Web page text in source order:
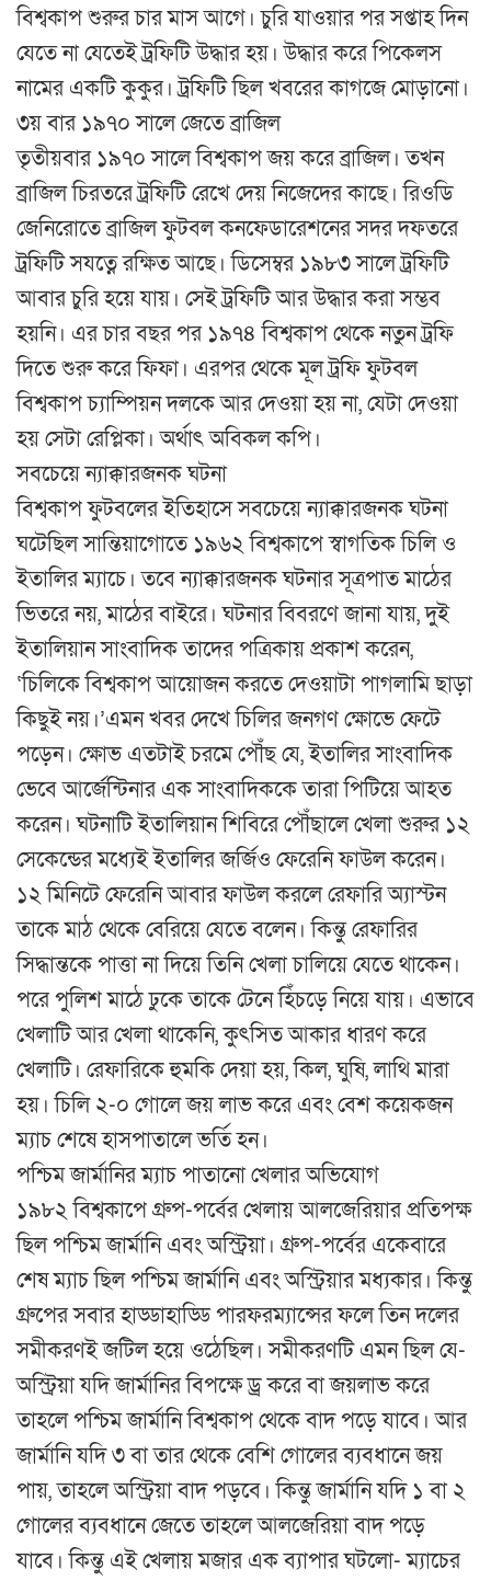
বিশ্বকাপ শুরুর চার মাস আগে। চুরি যাওয়ার পর সপ্তাহ দিন
যেতে না যেতেই ট্রফিটি উদ্ধার হয়। উদ্ধার করে পিকেলস
নামের একটি কুকুর। ট্রফিটি ছিল খবরের কাগজে মোড়ানো।
৩য় বার ১৯৭০ সালে জেতে ব্রাজিল
তৃতীয়বার ১৯৭০ সালে বিশ্বকাপ জয় করে ব্রাজিল। তখন
ব্রাজিল চিরতরে ট্রফিটি রেখে দেয় নিজেদের কাছে। রিওডি
জেনিরোতে ব্রাজিল ফুটবল কনফেডারেশনের সদর দফতরে
ট্রফিটি সযত্নে রক্ষিত আছে। ডিসেম্বর ১৯৮৩ সালে ট্রফিটি
আবার চুরি হয়ে যায়। সেই ট্রফিটি আর উদ্ধার করা সম্ভব
হয়নি। এর চার বছর পর ১৯৭৪ বিশ্বকাপ থেকে নতুন ট্রফি
দিতে শুরু করে ফিফা। এরপর থেকে মূল ট্রফি ফুটবল
বিশ্বকাপ চ্যাম্পিয়ন দলকে আর দেওয়া হয় না, যেটা দেওয়া
হয় সেটা রেপ্লিকা। অর্থাৎ অবিকল কপি।
সবচেয়ে ন্যাক্কারজনক ঘটনা
বিশ্বকাপ ফুটবলের ইতিহাসে সবচেয়ে ন্যাক্কারজনক ঘটনা
ঘটেছিল সান্তিয়াগোতে ১৯৬২ বিশ্বকাপে স্বাগতিক চিলি ও
ইতালির ম্যাচে। তবে ন্যাক্কারজনক ঘটনার সূত্রপাত মাঠের
ভিতরে নয়, মাঠের বাইরে। ঘটনার বিবরণে জানা যায়, দুই
ইতালিয়ান সাংবাদিক তাদের পত্রিকায় প্রকাশ করেন,
‘চিলিকে বিশ্বকাপ আয়োজন করতে দেওয়াটা পাগলামি ছাড়া
কিছুই নয়।’এমন খবর দেখে চিলির জনগণ ক্ষোভে ফেটে
পড়েন। ক্ষোভ এতটাই চরমে পৌঁছ যে, ইতালির সাংবাদিক
ভেবে আর্জেন্টিনার এক সাংবাদিককে তারা পিটিয়ে আহত
করেন। ঘটনাটি ইতালিয়ান শিবিরে পৌঁছালে খেলা শুরুর ১২
সেকেন্ডের মধ্যেই ইতালির জর্জিও ফেরেনি ফাউল করেন।
১২ মিনিটে ফেরেনি আবার ফাউল করলে রেফারি অ্যাস্টন
তাকে মাঠ থেকে বেরিয়ে যেতে বলেন। কিন্তু রেফারির
সিদ্ধান্তকে পাত্তা না দিয়ে তিনি খেলা চালিয়ে যেতে থাকেন।
পরে পুলিশ মাঠে ঢুকে তাকে টেনে হিঁচড়ে নিয়ে যায়। এভাবে
খেলাটি আর খেলা থাকেনি, কুৎসিত আকার ধারণ করে
খেলাটি। রেফারিকে হুমকি দেয়া হয়, কিল, ঘুষি, লাথি মারা
হয়। চিলি ২-০ গোলে জয় লাভ করে এবং বেশ কয়েকজন
ম্যাচ শেষে হাসপাতালে ভর্তি হন।
পশ্চিম জার্মানির ম্যাচ পাতানো খেলার অভিযোগ
১৯৮২ বিশ্বকাপে গ্রুপ-পর্বের খেলায় আলজেরিয়ার প্রতিপক্ষ
ছিল পশ্চিম জার্মানি এবং অস্ট্রিয়া। গ্রুপ-পর্বের একেবারে
শেষ ম্যাচ ছিল পশ্চিম জার্মানি এবং অস্ট্রিয়ার মধ্যকার। কিন্তু
গ্রুপের সবার হাড্ডাহাড্ডি পারফরম্যান্সের ফলে তিন দলের
সমীকরণই জটিল হয়ে ওঠেছিল। সমীকরণটি এমন ছিল যে-
অস্ট্রিয়া যদি জার্মানির বিপক্ষে ড্র করে বা জয়লাভ করে
তাহলে পশ্চিম জার্মানি বিশ্বকাপ থেকে বাদ পড়ে যাবে। আর
জার্মানি যদি ৩ বা তার থেকে বেশি গোলের ব্যবধানে জয়
পায়, তাহলে অস্ট্রিয়া বাদ পড়বে। কিন্তু জার্মানি যদি ১ বা ২
গোলের ব্যবধানে জেতে তাহলে আলজেরিয়া বাদ পড়ে
যাবে। কিন্তু এই খেলায় মজার এক ব্যাপার ঘটলো- ম্যাচের